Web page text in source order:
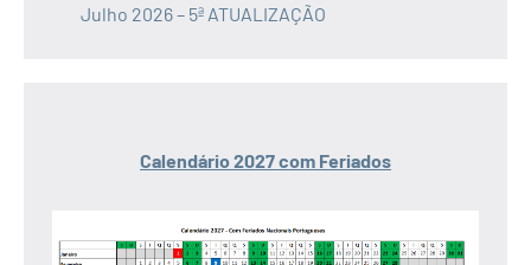
Julho 2026 – 5ª ATUALIZAÇÃO
Calendário 2027 com Feriados